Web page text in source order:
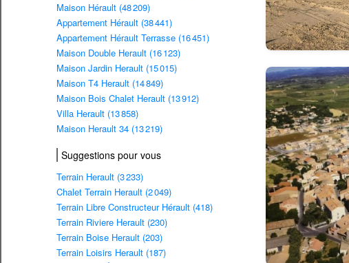
Maison Hérault (48 209)
Appartement Hérault (38 441)
Appartement Hérault Terrasse (16 451)
Maison Double Herault (16 123)
Maison Jardin Herault (15 015)
Maison T4 Herault (14 849)
Maison Bois Chalet Herault (13 912)
Villa Herault (13 858)
Maison Herault 34 (13 219)
Suggestions pour vous
Terrain Herault (3 233)
Chalet Terrain Herault (2 049)
Terrain Libre Constructeur Hérault (418)
Terrain Riviere Herault (230)
Terrain Boise Herault (203)
Terrain Loisirs Herault (187)